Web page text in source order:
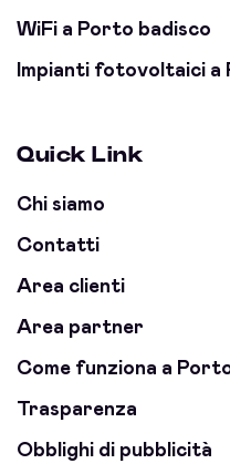
WiFi a Porto badisco
Impianti fotovoltaici a
Quick Link
Chi siamo
Contatti
Area clienti
Area partner
Come funziona a
Trasparenza
Obblighi di pubblicità